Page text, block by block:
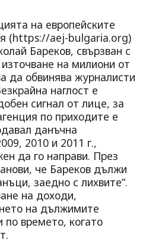
на европейските
(https://aej-bulgaria.org)
Бареков, свързван с
на милиони от
да обвинява журналисти
наглост е
сигнал от лице, за
по приходите е
данъчна
2010 и 2011 г.,
да го направи. През
че Бареков дължи
заедно с лихвите“.
на доходи,
на дължимите
времето, когато